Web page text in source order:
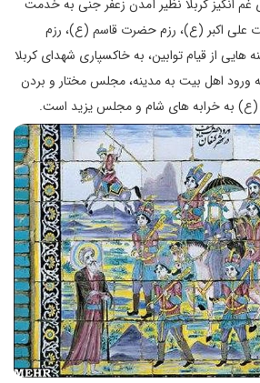
های غم انگیز کربلا نظیر آمدن زعفر جنی به خدمت
علی اکبر (ع)، رزم حضرت قاسم (ع)، رزم
از قیام توابین، به خاکسپاری شهدای کربلا
ورود اهل بیت به مدینه، مجلس مختار و بردن
به خرابه های شام و مجلس یزید است.